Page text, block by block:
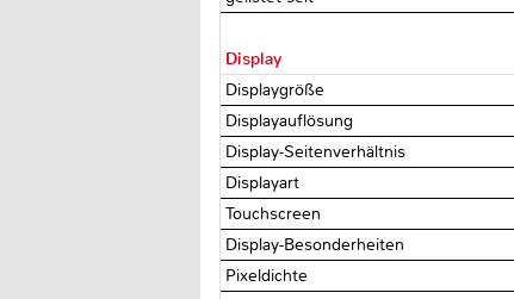
Display
Displaygröße
Displayauflösung
Display-Seitenverhältnis
Displayart
Touchscreen
Display-Besonderheiten
Pixeldichte